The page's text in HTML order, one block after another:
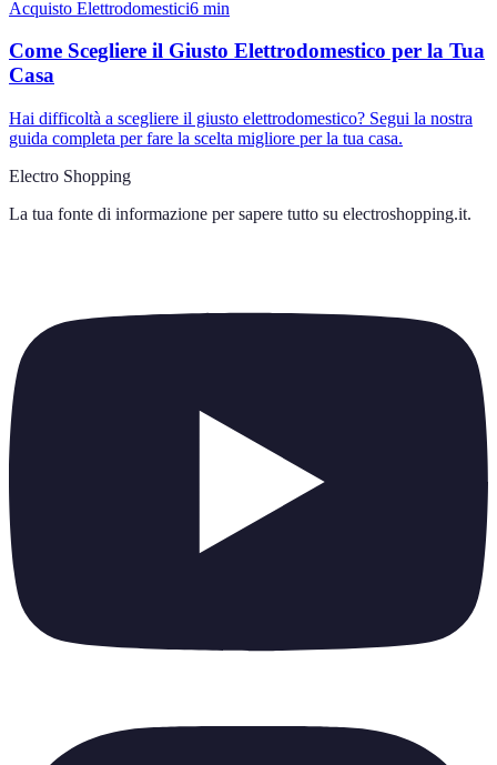
Acquisto Elettrodomestici6 min
Come Scegliere il Giusto Elettrodomestico per la Tua
Casa
Hai difficoltà a scegliere il giusto elettrodomestico? Segui la nostra
guida completa per fare la scelta migliore per la tua casa.
Electro Shopping
La tua fonte di informazione per sapere tutto su electroshopping.it.